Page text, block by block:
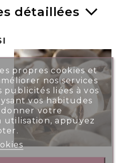
détaillées
propres cookies et
nos services
liées à vos
vos habitudes
votre
utilisation, appuyez